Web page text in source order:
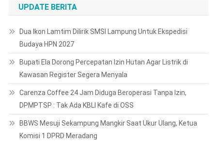
UPDATE BERITA
Dua Ikon Lamtim Dilirik SMSI Lampung Untuk Ekspedisi
Budaya HPN 2027
Bupati Ela Dorong Percepatan Izin Hutan Agar Listrik di
Kawasan Register Segera Menyala
Carenza Coffee 24 Jam Diduga Beroperasi Tanpa Izin,
DPMPTSP : Tak Ada KBLI Kafe di OSS
BBWS Mesuji Sekampung Mangkir Saat Ukur Ulang, Ketua
Komisi 1 DPRD Meradang